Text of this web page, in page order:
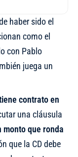
haber sido el
como el
con Pablo
juega un
contrato en
una cláusula
monto que ronda
que la CD debe